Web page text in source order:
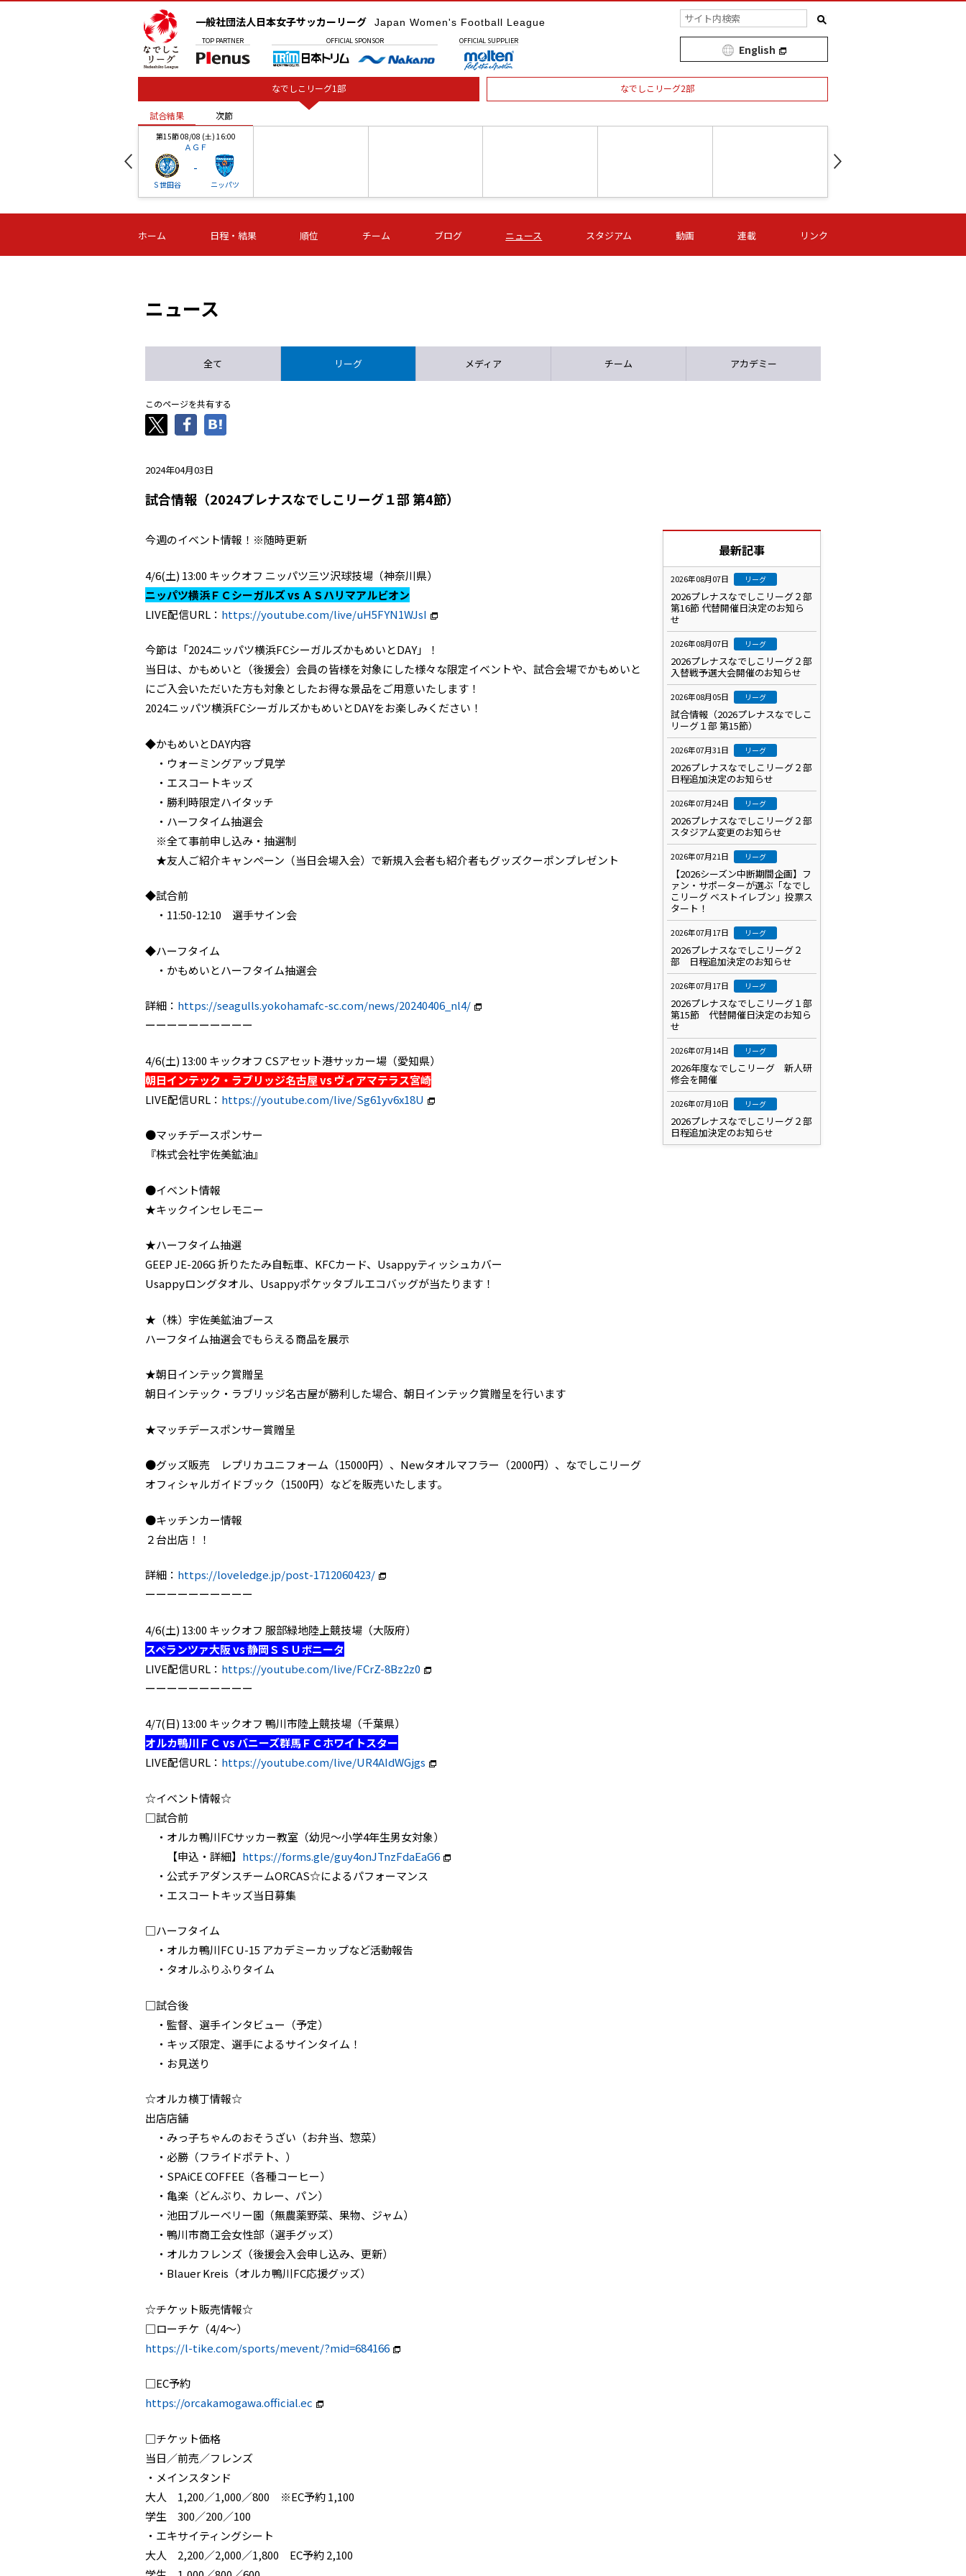
一般社団法人日本女子サッカーリーグ Japan Women's Football League
TOP PARTNER OFFICIAL SPONSOR OFFICIAL SUPPLIER
English
なでしこリーグ1部 なでしこリーグ2部
試合結果 次節
第15節 08/08 (土) 16:00
ＡＧＦ
Ｓ世田谷
-
ニッパツ
-
第16節 09/05 (土) 15:00
ニッパツ
-
第16節 09/05 (土) 15:00
石人の星
-
第16節 09/05 (土) 16:00
ＡＧＦ
-
いちご
-
第16節 09/06 (日) 15:00
-
第16節 09/06 (日) 15:00
- -
試合結果 次節
ホーム 日程・結果 順位 チーム ブログ ニュース スタジアム 動画 連載 リンク
ニュース
全て リーグ メディア チーム アカデミー
このページを共有する
2024年04月03日
試合情報（2024プレナスなでしこリーグ１部 第4節）
今週のイベント情報！※随時更新
4/6(土) 13:00 キックオフ ニッパツ三ツ沢球技場（神奈川県）
ニッパツ横浜ＦＣシーガルズ vs ＡＳハリマアルビオン
LIVE配信URL： https://youtube.com/live/uH5FYN1WJsI
今節は「2024ニッパツ横浜FCシーガルズかもめいとDAY」！
当日は、かもめいと（後援会）会員の皆様を対象にした様々な限定イベントや、試合会場でかもめいと
にご入会いただいた方も対象としたお得な景品をご用意いたします！
2024ニッパツ横浜FCシーガルズかもめいとDAYをお楽しみください！
◆かもめいとDAY内容
・ウォーミングアップ見学
・エスコートキッズ
・勝利時限定ハイタッチ
・ハーフタイム抽選会
※全て事前申し込み・抽選制
★友人ご紹介キャンペーン（当日会場入会）で新規入会者も紹介者もグッズクーポンプレゼント
◆試合前
・11:50-12:10 選手サイン会
◆ハーフタイム
・かもめいとハーフタイム抽選会
詳細： https://seagulls.yokohamafc-sc.com/news/20240406_nl4/
ーーーーーーーーーー
4/6(土) 13:00 キックオフ CSアセット港サッカー場（愛知県）
朝日インテック・ラブリッジ名古屋 vs ヴィアマテラス宮崎
LIVE配信URL： https://youtube.com/live/Sg61yv6x18U
●マッチデースポンサー
『株式会社宇佐美鉱油』
●イベント情報
★キックインセレモニー
★ハーフタイム抽選
GEEP JE-206G 折りたたみ自転車、KFCカード、Usappyティッシュカバー
Usappyロングタオル、Usappyポケッタブルエコバッグが当たります！
★（株）宇佐美鉱油ブース
ハーフタイム抽選会でもらえる商品を展示
★朝日インテック賞贈呈
朝日インテック・ラブリッジ名古屋が勝利した場合、朝日インテック賞贈呈を行います
★マッチデースポンサー賞贈呈
●グッズ販売 レプリカユニフォーム（15000円）、Newタオルマフラー（2000円）、なでしこリーグ
オフィシャルガイドブック（1500円）などを販売いたします。
●キッチンカー情報
２台出店！！
詳細： https://loveledge.jp/post-1712060423/
ーーーーーーーーーー
4/6(土) 13:00 キックオフ 服部緑地陸上競技場（大阪府）
スペランツァ大阪 vs 静岡ＳＳＵボニータ
LIVE配信URL： https://youtube.com/live/FCrZ-8Bz2z0
ーーーーーーーーーー
4/7(日) 13:00 キックオフ 鴨川市陸上競技場（千葉県）
オルカ鴨川ＦＣ vs バニーズ群馬ＦＣホワイトスター
LIVE配信URL： https://youtube.com/live/UR4AIdWGjgs
☆イベント情報☆
□試合前
・オルカ鴨川FCサッカー教室（幼児～小学4年生男女対象）
【申込・詳細】 https://forms.gle/guy4onJTnzFdaEaG6
・公式チアダンスチームORCAS☆によるパフォーマンス
・エスコートキッズ当日募集
□ハーフタイム
・オルカ鴨川FC U-15 アカデミーカップなど活動報告
・タオルふりふりタイム
□試合後
・監督、選手インタビュー（予定）
・キッズ限定、選手によるサインタイム！
・お見送り
☆オルカ横丁情報☆
出店店舗
・みっ子ちゃんのおそうざい（お弁当、惣菜）
・必勝（フライドポテト、）
・SPAiCE COFFEE（各種コーヒー）
・亀楽（どんぶり、カレー、パン）
・池田ブルーベリー園（無農薬野菜、果物、ジャム）
・鴨川市商工会女性部（選手グッズ）
・オルカフレンズ（後援会入会申し込み、更新）
・Blauer Kreis（オルカ鴨川FC応援グッズ）
☆チケット販売情報☆
□ローチケ（4/4～）
https://l-tike.com/sports/mevent/?mid=684166
□EC予約
https://orcakamogawa.official.ec
□チケット価格
当日／前売／フレンズ
・メインスタンド
大人 1,200／1,000／800 ※EC予約 1,100
学生 300／200／100
・エキサイティングシート
大人 2,200／2,000／1,800 EC予約 2,100
最新記事
2026年08月07日 リーグ
2026プレナスなでしこリーグ２部
第16節 代替開催日決定のお知ら
せ
2026年08月07日 リーグ
2026プレナスなでしこリーグ２部
入替戦予選大会開催のお知らせ
2026年08月05日 リーグ
試合情報（2026プレナスなでしこ
リーグ１部 第15節）
2026年07月31日 リーグ
2026プレナスなでしこリーグ２部
日程追加決定のお知らせ
2026年07月24日 リーグ
2026プレナスなでしこリーグ２部
スタジアム変更のお知らせ
2026年07月21日 リーグ
【2026シーズン中断期間企画】フ
ァン・サポーターが選ぶ「なでし
こリーグ ベストイレブン」投票ス
タート！
2026年07月17日 リーグ
2026プレナスなでしこリーグ２
部 日程追加決定のお知らせ
2026年07月17日 リーグ
2026プレナスなでしこリーグ１部
第15節 代替開催日決定のお知ら
せ
2026年07月14日 リーグ
2026年度なでしこリーグ 新人研
修会を開催
2026年07月10日 リーグ
2026プレナスなでしこリーグ２部
日程追加決定のお知らせ